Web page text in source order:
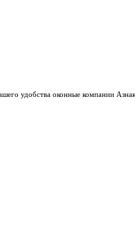
удобства оконные компании